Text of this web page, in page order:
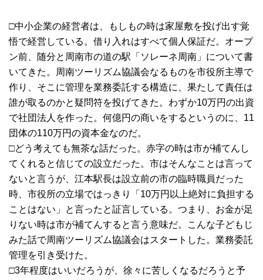
□中小企業の経営者は、もしもの時は家屋敷を投げ出す覚
悟で経営している。借り入れはすべて個人保証だ。オープ
ン前、随分と周南市の道の駅「ソレーネ周南」について書
いてきた。周南ツーリズム協議会なるものを市役所主導で
作り、そこに管理を業務委託する構造に、果たして責任は
誰が取るのかと疑問符を投げてきた。わずか10万円の出資
で社団法人を作った。何億円の商いをするというのに、11
団体の110万円の資本金なのだ。
□どう考えても無茶な話だった。赤字の時は市が補てんし
てくれると信じての設立だった。市はそんなことは言って
ないと言うが、江本駅長は設立前の市の臨時職員だった
時、市役所の立場ではっきり「10万円以上絶対に負担する
ことはない」と言ったと証言している。つまり、お金が足
りない時は市が補てんすると言う意味だ。こんな子どもじ
みた話で周南ツーリズム協議会はスタートした。業務委託
管理を引き受けた。
□3年程度はいいだろうが、徐々に苦しくなるだろうと予